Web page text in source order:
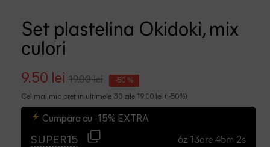
Set plastelina Okidoki, mix
culori
9.50 lei 19.00 lei -50 %
Cel mai mic pret in ultimele 30 zile 19.00 lei ( -50%)
Cumpara cu -15% EXTRA
SUPER15 6z 13ore 45m 1s